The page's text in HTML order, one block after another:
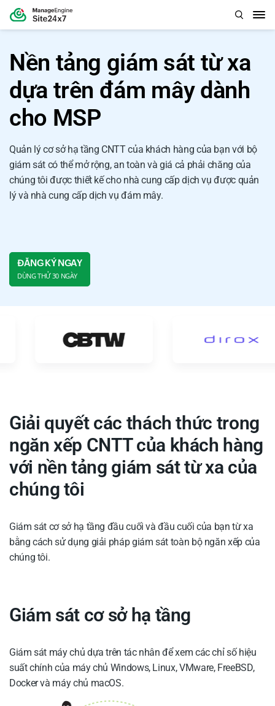
Nền tảng giám sát từ xa
dựa trên đám mây dành
cho MSP
Quản lý cơ sở hạ tầng CNTT của khách hàng của bạn với bộ
giám sát có thể mở rộng, an toàn và giá cả phải chăng của
chúng tôi được thiết kế cho nhà cung cấp dịch vụ được quản
lý và nhà cung cấp dịch vụ đám mây.
ĐĂNG KÝ NGAY
DÙNG THỬ 30 NGÀY
Giải quyết các thách thức trong
ngăn xếp CNTT của khách hàng
với nền tảng giám sát từ xa của
chúng tôi
Giám sát cơ sở hạ tầng đầu cuối và đầu cuối của bạn từ xa
bằng cách sử dụng giải pháp giám sát toàn bộ ngăn xếp của
chúng tôi.
Giám sát cơ sở hạ tầng
Giám sát máy chủ dựa trên tác nhân để xem các chỉ số hiệu
suất chính của máy chủ Windows, Linux, VMware, FreeBSD,
Docker và máy chủ macOS.